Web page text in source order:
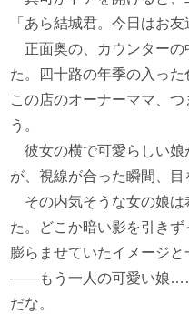
「あら結城君。今日はお友
正面奥の、カウンターの
た。四十路の年季の入った
この店のオーナーママ、
う。
彼女の横で可愛らしい娘
が、視線が合った瞬間、目
その内気そうな女の娘は
た。どこか暗い影を引き
膨らませていたイメージと
――もう一人の可愛い娘
だな。